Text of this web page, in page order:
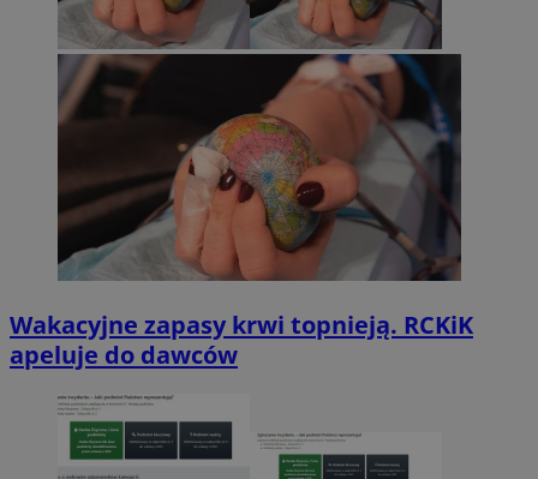
Wakacyjne zapasy krwi topnieją. RCKiK
apeluje do dawców